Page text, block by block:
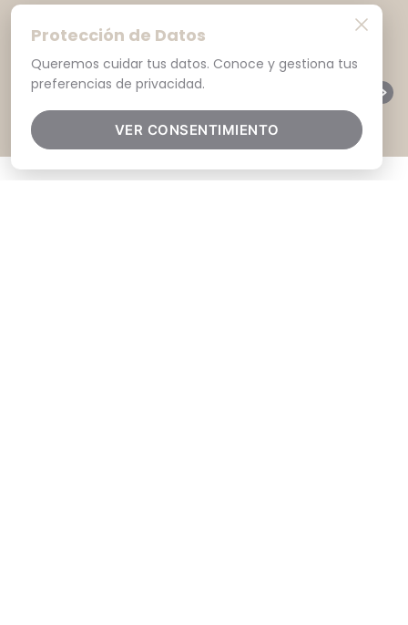
Protección de Datos
Queremos cuidar tus datos. Conoce y gestiona tus
preferencias de privacidad.
VER CONSENTIMIENTO
SUSCRIBIRME
Cambio Gratis en nuestras tiendas